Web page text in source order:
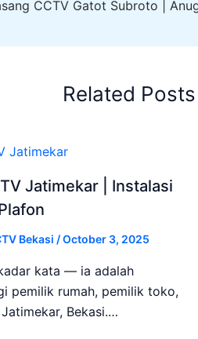
Related Posts
Jatimekar | Instalasi
Bekasi /October 3, 2025
kata — ia adalah
pemilik rumah, pemilik toko,
Bekasi.…